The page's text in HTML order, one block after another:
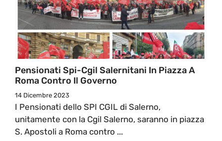
Pensionati Spi-Cgil Salernitani In Piazza A
Roma Contro Il Governo
14 Dicembre 2023
I Pensionati dello SPI CGIL di Salerno,
unitamente con la Cgil Salerno, saranno in piazza
S. Apostoli a Roma contro ...